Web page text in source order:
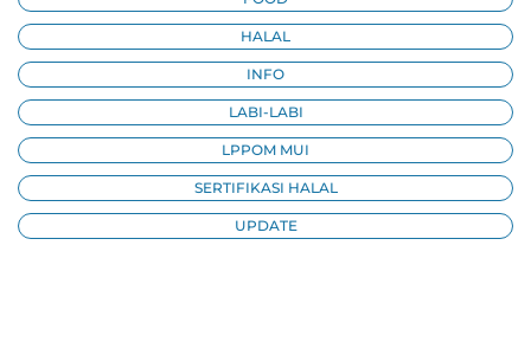
HALAL
INFO
LABI-LABI
LPPOM MUI
SERTIFIKASI HALAL
UPDATE